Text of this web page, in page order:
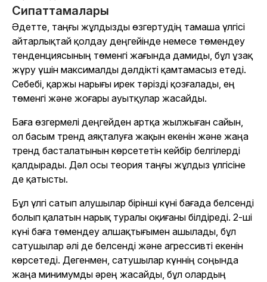
Сипаттамалары
Әдетте, таңғы жұлдызды өзгертудің тамаша үлгісі
айтарлықтай қолдау деңгейінде немесе төмендеу
тенденциясының төменгі жағында дамиды, бұл ұзақ
жүру үшін максималды дәлдікті қамтамасыз етеді.
Себебі, қаржы нарығы ирек тәрізді қозғалады, ең
төменгі және жоғары ауытқулар жасайды.
Баға өзгермелі деңгейден артқа жылжыған сайын,
ол басым тренд аяқталуға жақын екенін және жаңа
тренд басталатынын көрсететін кейбір белгілерді
қалдырады. Дәл осы теория таңғы жұлдыз үлгісіне
де қатысты.
Бұл үлгі сатып алушылар бірінші күні бағада белсенді
болып қалатын нарық туралы оқиғаны білдіреді. 2-ші
күні баға төмендеу алшақтығымен ашылады, бұл
сатушылар әлі де белсенді және агрессивті екенін
көрсетеді. Дегенмен, сатушылар күннің соңында
жаңа минимумды әрең жасайды, бұл олардың